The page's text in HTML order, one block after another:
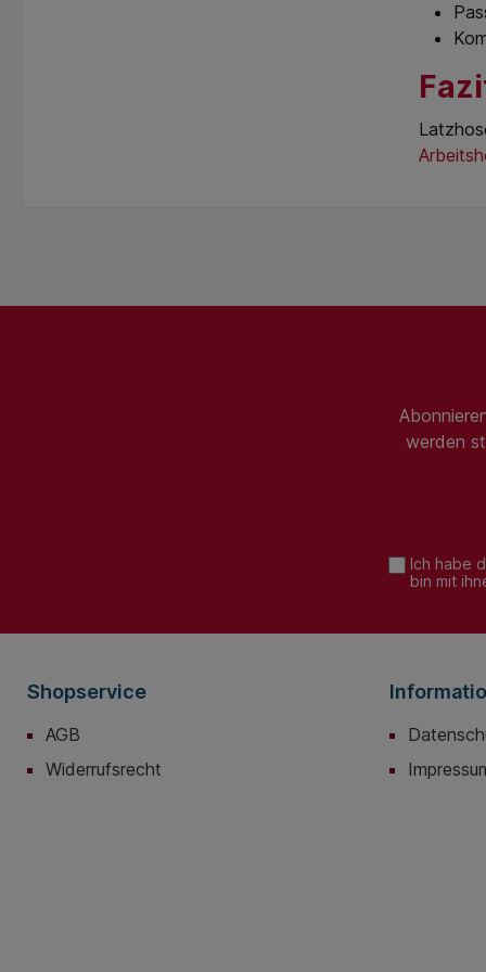
werden
Ich habe
bin mit
Shopservice
AGB
Widerrufsrecht